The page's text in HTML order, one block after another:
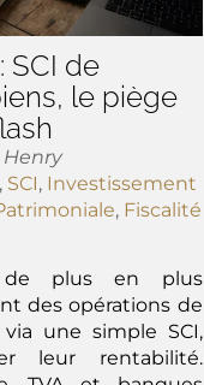
SCI de
le piège
Henry
, SCI, Investissement
, Fiscalité
de plus en plus
des opérations de
une simple SCI,
leur rentabilité.